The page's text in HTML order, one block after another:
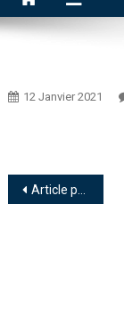
12 Janvier 2021
Article précédent